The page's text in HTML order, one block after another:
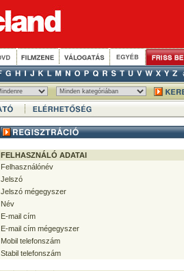
FELHASZNÁLÓ ADATAI
Felhasználónév
Jelszó
Jelszó mégegyszer
Név
E-mail cím
E-mail cím mégegyszer
Mobil telefonszám
Stabil telefonszám